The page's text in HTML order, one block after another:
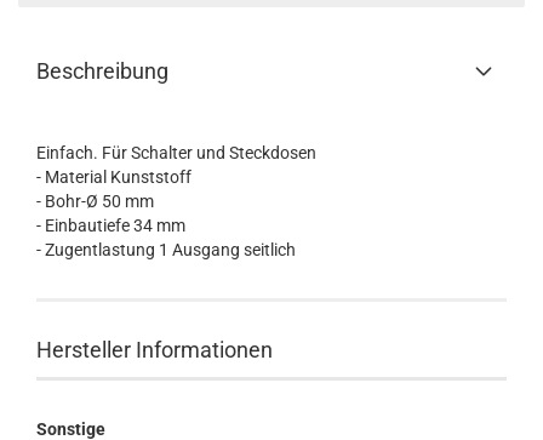
Beschreibung
Einfach. Für Schalter und Steckdosen
- Material Kunststoff
- Bohr-Ø 50 mm
- Einbautiefe 34 mm
- Zugentlastung 1 Ausgang seitlich
Hersteller Informationen
Sonstige